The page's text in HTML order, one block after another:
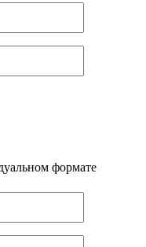
формате